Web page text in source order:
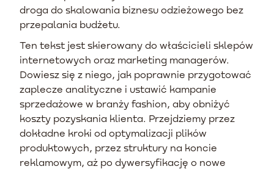
droga do skalowania biznesu odzieżowego bez
przepalania budżetu.
Ten tekst jest skierowany do właścicieli sklepów
internetowych oraz marketing managerów.
Dowiesz się z niego, jak poprawnie przygotować
zaplecze analityczne i ustawić kampanie
sprzedażowe w branży fashion, aby obniżyć
koszty pozyskania klienta. Przejdziemy przez
dokładne kroki od optymalizacji plików
produktowych, przez struktury na koncie
reklamowym, aż po dywersyfikację o nowe